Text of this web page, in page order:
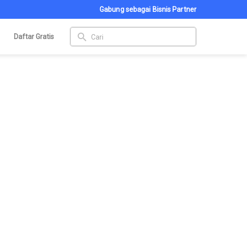
Gabung sebagai Bisnis Partner
Daftar Gratis search